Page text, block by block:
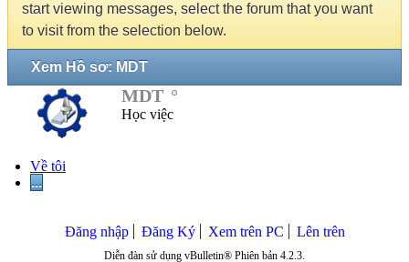
start viewing messages, select the forum that you want
to visit from the selection below.
Xem Hồ sơ: MDT
MDT
Học việc
Về tôi
...
Đăng nhập Đăng Ký Xem trên PC Lên trên
Diễn đàn sử dụng vBulletin® Phiên bản 4.2.3.